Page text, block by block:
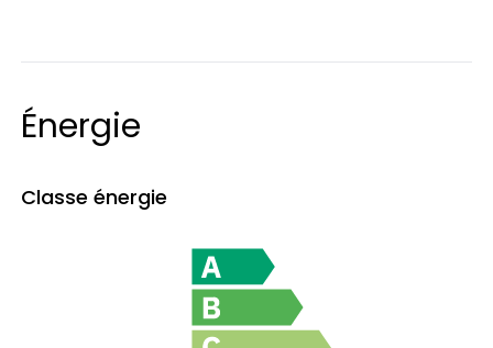
Énergie
Classe énergie